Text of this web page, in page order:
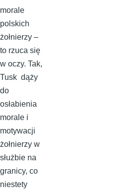
morale
polskich
żołnierzy –
to rzuca się
w oczy. Tak,
Tusk dąży
do
osłabienia
morale i
motywacji
żołnierzy w
służbie na
granicy, co
niestety